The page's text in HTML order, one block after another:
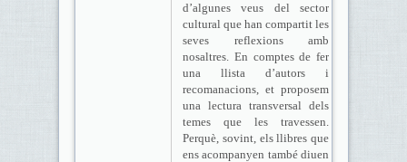
d’algunes veus del sector
cultural que han compartit les
seves reflexions amb
nosaltres. En comptes de fer
una llista d’autors i
recomanacions, et proposem
una lectura transversal dels
temes que les travessen.
Perquè, sovint, els llibres que
ens acompanyen també diuen